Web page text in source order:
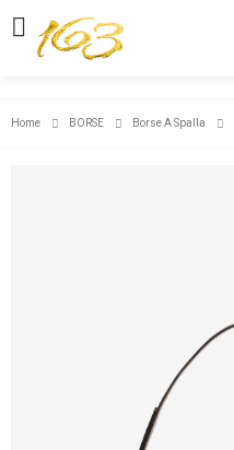
Home BORSE Borse A Spalla